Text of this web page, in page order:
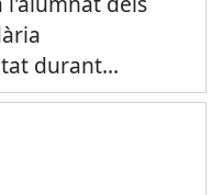
durant...